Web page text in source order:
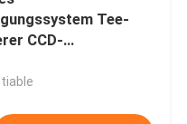
Tee-
CCD-